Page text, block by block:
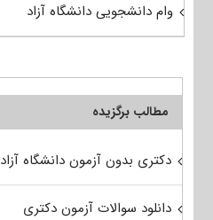
وام دانشجویی دانشگاه آزاد
مطالب برگزیده
دکتری بدون آزمون دانشگاه آزاد
دانلود سوالات آزمون دکتری